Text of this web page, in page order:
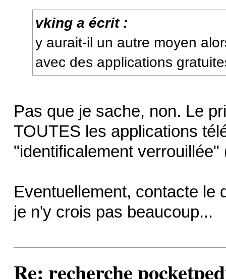
vking a écrit :
y aurait-il un autre moyen
avec des applications
Pas que je sache, non. Le
TOUTES les applications
"identificalement
Eventuellement, contacte le
je n'y crois pas beaucoup...
Re: recherche